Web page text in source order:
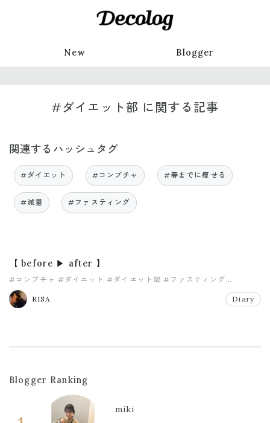
New Blogger
#ダイエット部 に関する記事
関連するハッシュタグ
#ダイエット #コンブチャ #春までに痩せる
#減量 #ファスティング
【 before ▶︎ after 】
#コンブチャ #ダイエット #ダイエット部 #ファスティング
#春までに痩せる
RISA
Diary
Blogger Ranking
miki